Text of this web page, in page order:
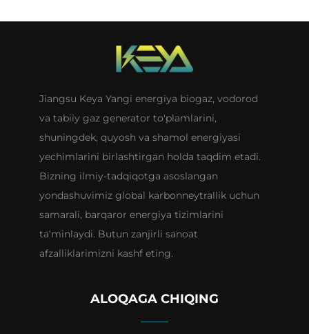
Jiangsu Keya Yangi energiya biogaz, vodorod
va tabiiy gaz generator to'plamlarini,
shuningdek, quyosh va shamol energiyasi
yechimlarini birlashtirgan holda taqdim etadi.
Bizning ilmiy-tadqiqotga asoslangan
yondashuvimiz global karbonneytrallik uchun
samarali, barqaror energiya tizimlarini
ta'minlaydi. Butun zanjirli sanoat
afzalliklarimizni kashf eting.
ALOQAGA CHIQING